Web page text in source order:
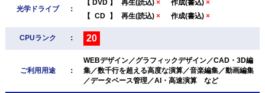
光学ドライブ ：
【 DVD 】 再生(読込) × 作成(書込) ×
【 CD 】 再生(読込) × 作成(書込) ×
CPUランク ： 20
ご利用用途 ：
WEBデザイン／グラフィックデザイン／CAD・3D編
集／数千行を超える高度な演算／音楽編集／動画編集
／データベース管理／AI・高速演算 など